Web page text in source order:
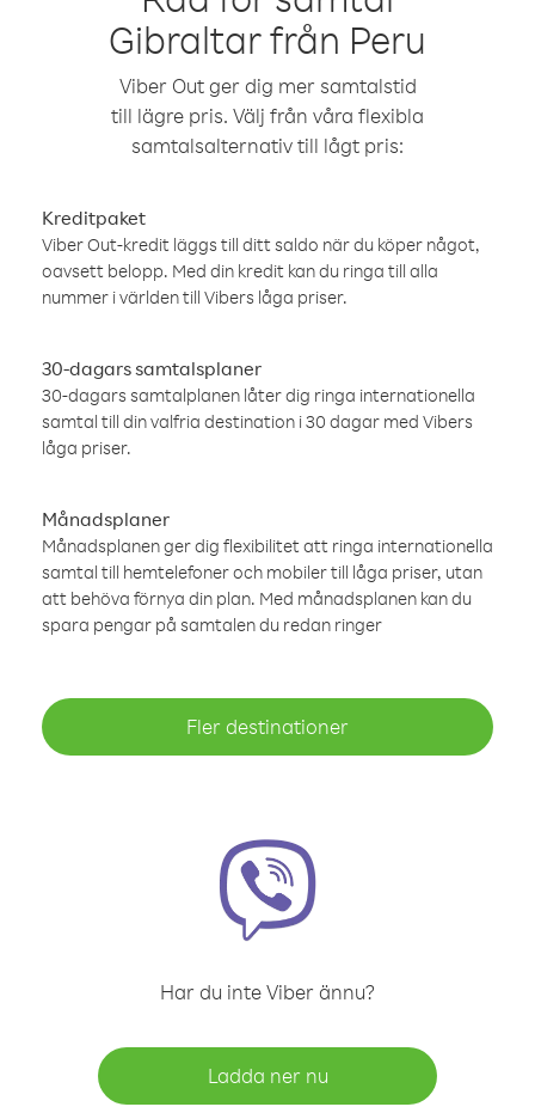
Gibraltar från Peru
Viber Out ger dig mer samtalstid
till lägre pris. Välj från våra flexibla
samtalsalternativ till lågt pris:
Kreditpaket
Viber Out-kredit läggs till ditt saldo när du köper något,
oavsett belopp. Med din kredit kan du ringa till alla
nummer i världen till Vibers låga priser.
30-dagars samtalsplaner
30-dagars samtalplanen låter dig ringa internationella
samtal till din valfria destination i 30 dagar med Vibers
låga priser.
Månadsplaner
Månadsplanen ger dig flexibilitet att ringa internationella
samtal till hemtelefoner och mobiler till låga priser, utan
att behöva förnya din plan. Med månadsplanen kan du
spara pengar på samtalen du redan ringer
Fler destinationer
Har du inte Viber ännu?
Ladda ner nu